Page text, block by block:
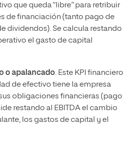
que queda “libre” para retribuir
de financiación (tanto pago de
dividendos). Se calcula restando
el gasto de capital
o apalancado. Este KPI financiero
de efectivo tiene la empresa
obligaciones financieras (pago
restando al EBITDA el cambio
los gastos de capital y el